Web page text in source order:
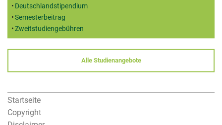
Deutschlandstipendium
Semesterbeitrag
Zweitstudiengebühren
Alle Studienangebote
Startseite
Copyright